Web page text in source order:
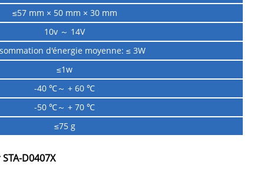
≤57 mm × 50 mm × 30 mm
10v ～ 14V
d'énergie moyenne: ≤ 3W
≤1w
-40 ℃～ + 60 ℃
-50 ℃～ + 70 ℃
≤75 g
D0407X